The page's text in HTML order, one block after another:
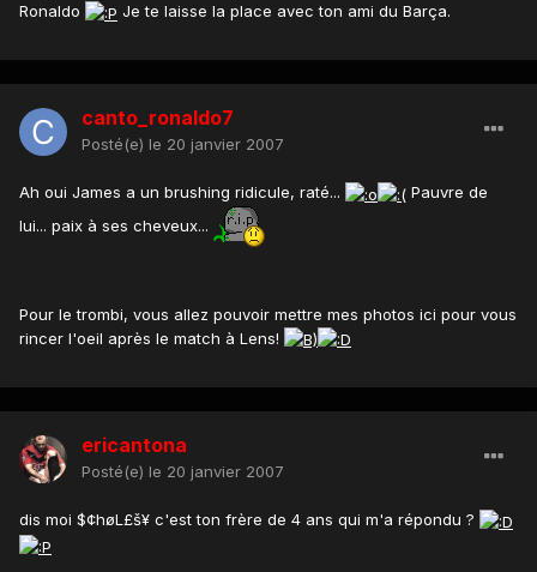
Ronaldo
Je te laisse la place avec ton ami du Barça.
canto_ronaldo7
Posté(e) le 20 janvier 2007
Ah oui James a un brushing ridicule, raté...
Pauvre de
lui... paix à ses cheveux...
Pour le trombi, vous allez pouvoir mettre mes photos ici pour vous
rincer l'oeil après le match à Lens!
ericantona
Posté(e) le 20 janvier 2007
dis moi $¢høL£š¥ c'est ton frère de 4 ans qui m'a répondu ?